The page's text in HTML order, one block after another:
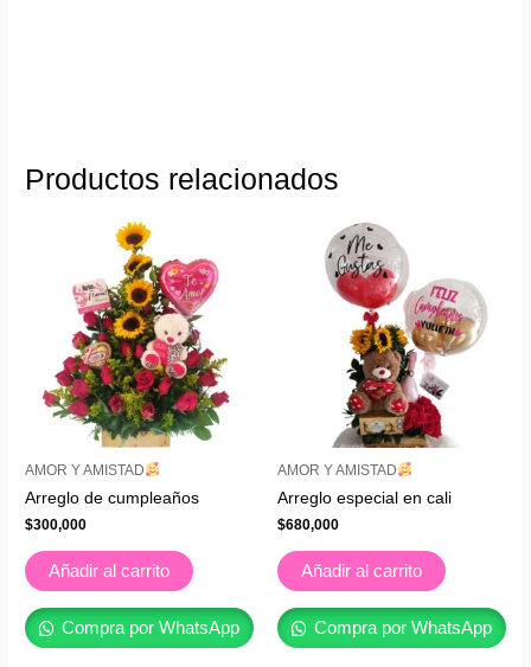
Productos relacionados
AMOR Y AMISTAD
Arreglo de cumpleaños
$300,000
Añadir al carrito
Compra por WhatsApp
AMOR Y AMISTAD
Arreglo especial en cali
$680,000
Añadir al carrito
Compra por WhatsApp